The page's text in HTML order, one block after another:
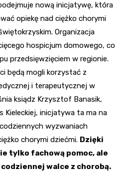
nową inicjatywę, która
opiekę nad ciężko chorymi
Organizacja
hospicjum domowego, co
przedsięwzięciem w regionie.
będą mogli korzystać z
i terapeutycznej w
ksiądz Krzysztof Banasik,
Kieleckiej, inicjatywa ta ma na
wyzwaniach
chorymi dziećmi. Dzięki
tylko fachową pomoc, ale
walce z chorobą.